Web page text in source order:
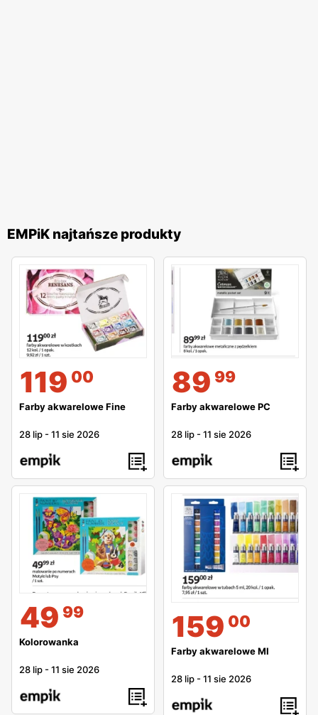
EMPiK najtańsze produkty
119 00
Farby akwarelowe Fine
28 lip -11 sie 2026
89 99
Farby akwarelowe PC
28 lip -11 sie 2026
49 99
Kolorowanka
28 lip -11 sie 2026
159 00
Farby akwarelowe MI
28 lip -11 sie 2026